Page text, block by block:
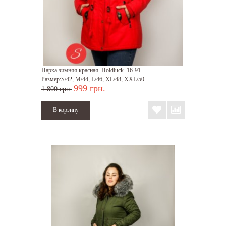
Парка зимняя красная. Holdluck. 16-91
Размер:S/42, M/44, L/46, XL/48, XXL/50
1 800 грн. 999 грн.